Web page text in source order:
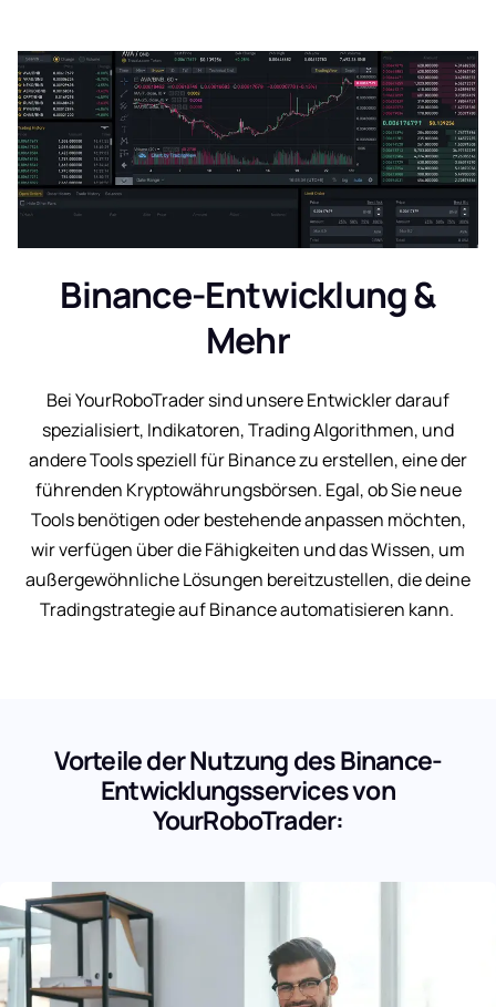
Binance-Entwicklung &
Mehr
Bei YourRoboTrader sind unsere Entwickler darauf
spezialisiert, Indikatoren, Trading Algorithmen, und
andere Tools speziell für Binance zu erstellen, eine der
führenden Kryptowährungsbörsen. Egal, ob Sie neue
Tools benötigen oder bestehende anpassen möchten,
wir verfügen über die Fähigkeiten und das Wissen, um
außergewöhnliche Lösungen bereitzustellen, die deine
Tradingstrategie auf Binance automatisieren kann.
Vorteile der Nutzung des Binance-
Entwicklungsservices von
YourRoboTrader: